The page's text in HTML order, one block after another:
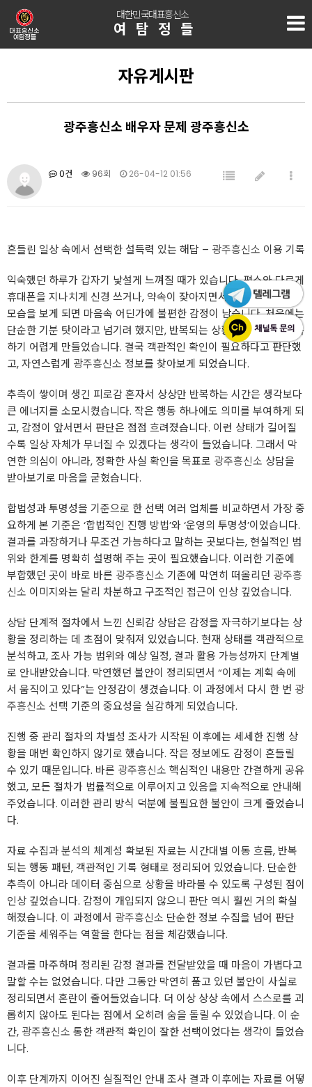
대한민국대표흥신소
여탐정들
자유게시판
광주흥신소 배우자 문제 광주흥신소
0건 96회 26-04-12 01:56
흔들린 일상 속에서 선택한 설득력 있는 해답 – 광주흥신소 이용 기록
익숙했던 하루가 갑자기 낯설게 느껴질 때가 있습니다. 평소와 다르게
휴대폰을 지나치게 신경 쓰거나, 약속이 잦아지면서 설명이 줄어드는
모습을 보게 되면 마음속 어딘가에 불편한 감정이 남습니다. 처음에는
단순한 기분 탓이라고 넘기려 했지만, 반복되는 상황은 스스로를 설득
하기 어렵게 만들었습니다. 결국 객관적인 확인이 필요하다고 판단했
고, 자연스럽게 광주흥신소 정보를 찾아보게 되었습니다.
추측이 쌓이며 생긴 피로감 혼자서 상상만 반복하는 시간은 생각보다
큰 에너지를 소모시켰습니다. 작은 행동 하나에도 의미를 부여하게 되
고, 감정이 앞서면서 판단은 점점 흐려졌습니다. 이런 상태가 길어질
수록 일상 자체가 무너질 수 있겠다는 생각이 들었습니다. 그래서 막
연한 의심이 아니라, 정확한 사실 확인을 목표로 광주흥신소 상담을
받아보기로 마음을 굳혔습니다.
합법성과 투명성을 기준으로 한 선택 여러 업체를 비교하면서 가장 중
요하게 본 기준은 ‘합법적인 진행 방법’와 ‘운영의 투명성’이었습니다.
결과를 과장하거나 무조건 가능하다고 말하는 곳보다는, 현실적인 범
위와 한계를 명확히 설명해 주는 곳이 필요했습니다. 이러한 기준에
부합했던 곳이 바로 바른 광주흥신소 기존에 막연히 떠올리던 광주흥
신소 이미지와는 달리 차분하고 구조적인 접근이 인상 깊었습니다.
상담 단계적 절차에서 느낀 신뢰감 상담은 감정을 자극하기보다는 상
황을 정리하는 데 초점이 맞춰져 있었습니다. 현재 상태를 객관적으로
분석하고, 조사 가능 범위와 예상 일정, 결과 활용 가능성까지 단계별
로 안내받았습니다. 막연했던 불안이 정리되면서 “이제는 계획 속에
서 움직이고 있다”는 안정감이 생겼습니다. 이 과정에서 다시 한 번 광
주흥신소 선택 기준의 중요성을 실감하게 되었습니다.
진행 중 관리 절차의 차별성 조사가 시작된 이후에는 세세한 진행 상
황을 매번 확인하지 않기로 했습니다. 작은 정보에도 감정이 흔들릴
수 있기 때문입니다. 바른 광주흥신소 핵심적인 내용만 간결하게 공유
했고, 모든 절차가 법률적으로 이루어지고 있음을 지속적으로 안내해
주었습니다. 이러한 관리 방식 덕분에 불필요한 불안이 크게 줄었습니
다.
자료 수집과 분석의 체계성 확보된 자료는 시간대별 이동 흐름, 반복
되는 행동 패턴, 객관적인 기록 형태로 정리되어 있었습니다. 단순한
추측이 아니라 데이터 중심으로 상황을 바라볼 수 있도록 구성된 점이
인상 깊었습니다. 감정이 개입되지 않으니 판단 역시 훨씬 거의 확실
해졌습니다. 이 과정에서 광주흥신소 단순한 정보 수집을 넘어 판단
기준을 세워주는 역할을 한다는 점을 체감했습니다.
결과를 마주하며 정리된 감정 결과를 전달받았을 때 마음이 가볍다고
말할 수는 없었습니다. 다만 그동안 막연히 품고 있던 불안이 사실로
정리되면서 혼란이 줄어들었습니다. 더 이상 상상 속에서 스스로를 괴
롭히지 않아도 된다는 점에서 오히려 숨을 돌릴 수 있었습니다. 이 순
간, 광주흥신소 통한 객관적 확인이 잘한 선택이었다는 생각이 들었습
니다.
이후 단계까지 이어진 실질적인 안내 조사 결과 이후에는 자료를 어떻